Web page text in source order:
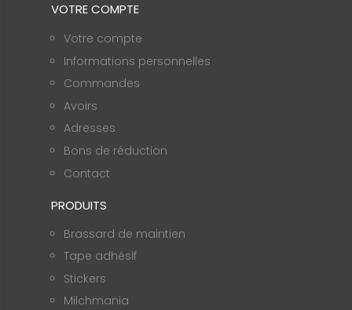
VOTRE COMPTE
Votre compte
Informations personnelles
Commandes
Avoirs
Adresses
Bons de réduction
Contact
PRODUITS
Brassard de maintien
Tape adhésif
Stickers
Milchmania